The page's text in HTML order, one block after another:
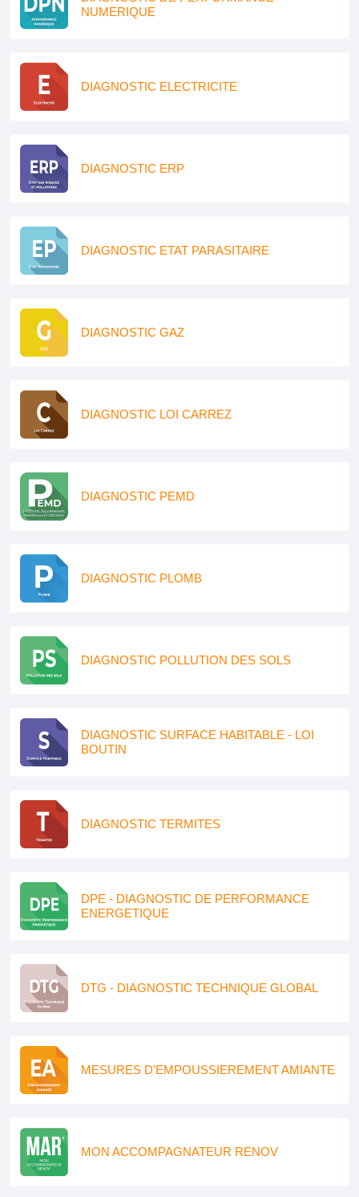
NUMERIQUE
DIAGNOSTIC ELECTRICITE
DIAGNOSTIC ERP
DIAGNOSTIC ETAT PARASITAIRE
DIAGNOSTIC GAZ
DIAGNOSTIC LOI CARREZ
DIAGNOSTIC PEMD
DIAGNOSTIC PLOMB
DIAGNOSTIC POLLUTION DES SOLS
DIAGNOSTIC SURFACE HABITABLE - LOI
BOUTIN
DIAGNOSTIC TERMITES
DPE - DIAGNOSTIC DE PERFORMANCE
ENERGETIQUE
DTG - DIAGNOSTIC TECHNIQUE GLOBAL
MESURES D'EMPOUSSIEREMENT AMIANTE
MON ACCOMPAGNATEUR RENOV